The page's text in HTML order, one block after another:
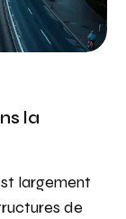
la
largement
de